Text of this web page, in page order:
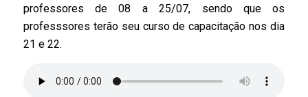
professores de 08 a 25/07, sendo que os
professsores terão seu curso de capacitação nos dia
21 e 22.